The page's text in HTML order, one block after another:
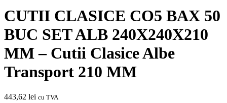
CUTII CLASICE CO5 BAX 50
BUC SET ALB 240X240X210
MM – Cutii Clasice Albe
Transport 210 MM
443,62 lei cu TVA